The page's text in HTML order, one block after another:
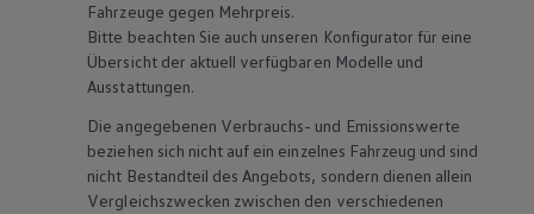
Fahrzeuge gegen Mehrpreis.
Bitte beachten Sie auch unseren Konfigurator für eine
Übersicht der aktuell verfügbaren Modelle und
Ausstattungen.
Die angegebenen Verbrauchs- und Emissionswerte
beziehen sich nicht auf ein einzelnes Fahrzeug und sind
nicht Bestandteil des Angebots, sondern dienen allein
Vergleichszwecken zwischen den verschiedenen